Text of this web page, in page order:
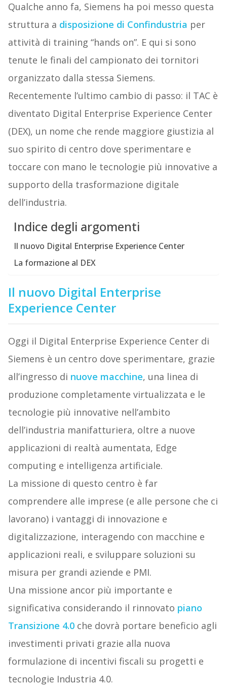
Qualche anno fa, Siemens ha poi messo questa
struttura a disposizione di Confindustria per
attività di training “hands on”. E qui si sono
tenute le finali del campionato dei tornitori
organizzato dalla stessa Siemens.
Recentemente l’ultimo cambio di passo: il TAC è
diventato Digital Enterprise Experience Center
(DEX), un nome che rende maggiore giustizia al
suo spirito di centro dove sperimentare e
toccare con mano le tecnologie più innovative a
supporto della trasformazione digitale
dell’industria.
Indice degli argomenti
Il nuovo Digital Enterprise Experience Center
La formazione al DEX
Il nuovo Digital Enterprise
Experience Center
Oggi il Digital Enterprise Experience Center di
Siemens è un centro dove sperimentare, grazie
all’ingresso di nuove macchine, una linea di
produzione completamente virtualizzata e le
tecnologie più innovative nell’ambito
dell’industria manifatturiera, oltre a nuove
applicazioni di realtà aumentata, Edge
computing e intelligenza artificiale.
La missione di questo centro è far
comprendere alle imprese (e alle persone che ci
lavorano) i vantaggi di innovazione e
digitalizzazione, interagendo con macchine e
applicazioni reali, e sviluppare soluzioni su
misura per grandi aziende e PMI.
Una missione ancor più importante e
significativa considerando il rinnovato piano
Transizione 4.0che dovrà portare beneficio agli
investimenti privati grazie alla nuova
formulazione di incentivi fiscali su progetti e
tecnologie Industria 4.0.